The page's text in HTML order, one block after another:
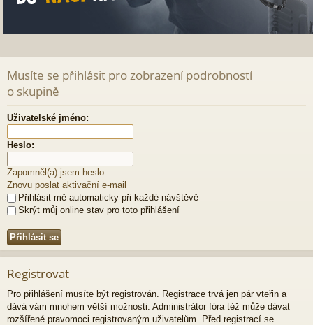
Musíte se přihlásit pro zobrazení podrobností
o skupině
Uživatelské jméno:
Heslo:
Zapomněl(a) jsem heslo
Znovu poslat aktivační e-mail
Přihlásit mě automaticky při každé návštěvě
Skrýt můj online stav pro toto přihlášení
Registrovat
Pro přihlášení musíte být registrován. Registrace trvá jen pár vteřin a
dává vám mnohem větší možnosti. Administrátor fóra též může dávat
rozšířené pravomoci registrovaným uživatelům. Před registrací se